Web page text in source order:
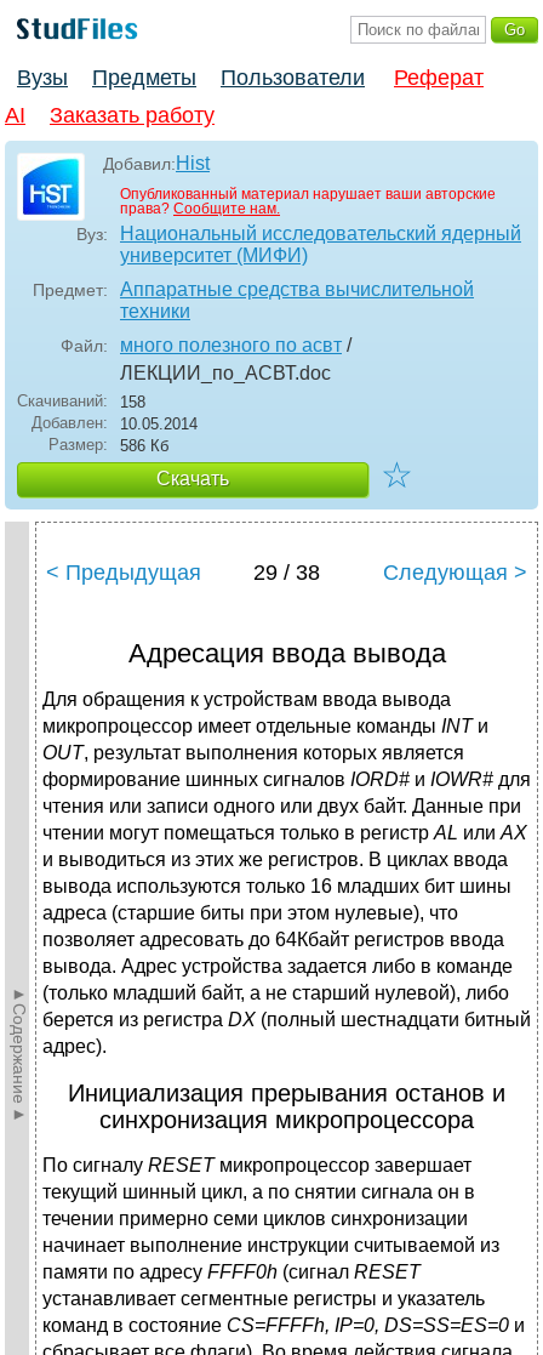
Вузы Предметы Пользователи
Реферат
AI
Заказать работу
Добавил:Hist
Опубликованный материал нарушает ваши авторские
права? Сообщите нам.
Вуз:
Национальный исследовательский ядерный
университет (МИФИ)
Предмет:
Аппаратные средства вычислительной
техники
Файл: много полезного по асвт /
ЛЕКЦИИ_по_АСВТ.doc
Скачиваний:
158
Добавлен:
10.05.2014
Размер:
586 Кб
Скачать ☆
►Содержание►
< Предыдущая 29 / 38 Следующая >
Адресация ввода вывода
Для обращения к устройствам ввода вывода
микропроцессор имеет отдельные команды INTи
OUT, результат выполнения которых является
формирование шинных сигналов IORD# и IOWR# для
чтения или записи одного или двух байт. Данные при
чтении могут помещаться только в регистр AL или AX
и выводиться из этих же регистров. В циклах ввода
вывода используются только 16 младших бит шины
адреса (старшие биты при этом нулевые), что
позволяет адресовать до 64Кбайт регистров ввода
вывода. Адрес устройства задается либо в команде
(только младший байт, а не старший нулевой), либо
берется из регистра DX (полный шестнадцати битный
адрес).
Инициализация прерывания останов и
синхронизация микропроцессора
По сигналу RESETмикропроцессор завершает
текущий шинный цикл, а по снятии сигнала он в
течении примерно семи циклов синхронизации
начинает выполнение инструкции считываемой из
памяти по адресу FFFF0h (сигнал RESET
устанавливает сегментные регистры и указатель
команд в состояние CS=FFFFh, IP=0, DS=SS=ES=0 и